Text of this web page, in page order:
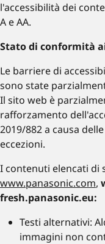
l'accessibilità dei
A e AA.
Stato di conformità
Le barriere di
sono state
Il sito web è
rafforzamento
2019/882 a causa
eccezioni.
I contenuti elencati di
www.panasonic.com,
fresh.panasonic.eu:
Testi alternativi:
immagini non